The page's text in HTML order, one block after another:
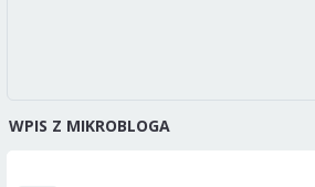
WPIS Z MIKROBLOGA